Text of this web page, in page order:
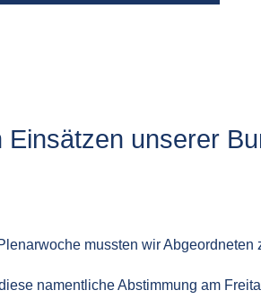
Einsätzen unserer
mussten wir
namentliche Abstimmung am